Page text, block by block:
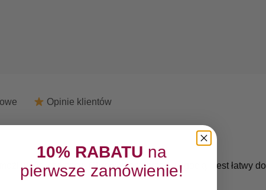
Opinie klientów
stylizacji. Chroni włosy przed wilgocią i jest łatwy do
10% RABATU na
pierwsze zamówienie!